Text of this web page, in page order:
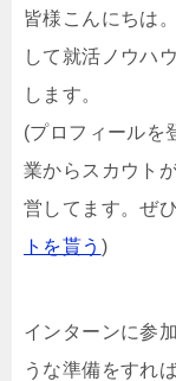
皆様こんにちは
して就活ノウハ
します。
(プロフィールを
業からスカウト
営してます。ぜ
トを貰う )
インターンに参
うな準備をすれ